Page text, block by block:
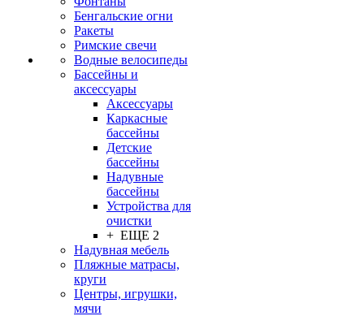
Бенгальские огни
Ракеты
Римские свечи
Водные велосипеды
Бассейны и
аксессуары
Аксессуары
Каркасные
бассейны
Детские
бассейны
Надувные
бассейны
Устройства для
очистки
+ ЕЩЕ 2
Надувная мебель
Пляжные матрасы,
круги
Центры, игрушки,
мячи